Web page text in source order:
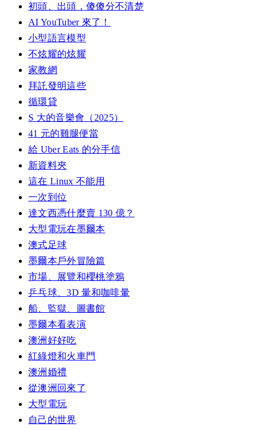
初頭、出頭，傻傻分不清楚
AI YouTuber 來了！
小型語言模型
不炫耀的炫耀
家教網
拜託發明這些
循環貸
S 大的音樂會（2025）
41 元的雞腿便當
給 Uber Eats 的分手信
新資料夾
這在 Linux 不能用
一次到位
達文西憑什麼賣 130 億？
大型電玩在墨爾本
澳式足球
墨爾本戶外冒險篇
市場、展覽和櫻桃塗鴉
乒乓球、3D 暈和咖啡暈
船、監獄、圖書館
墨爾本看表演
澳洲好好吃
紅綠燈和火車門
澳洲婚禮
從澳洲回來了
大型電玩
自己的世界